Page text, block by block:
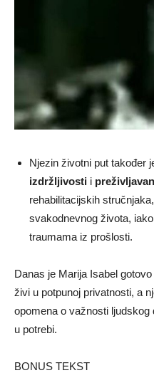
Njezin životni put također
izdržljivosti i
rehabilitacijskih
svakodnevnog života,
traumama iz prošlosti.
Danas je Marija Isabel
živi u potpunoj privatnosti, a
opomena o važnosti
u potrebi.
BONUS TEKST